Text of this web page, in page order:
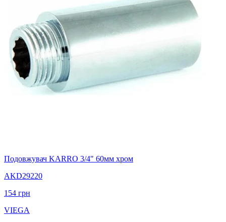
Подовжувач KARRO 3/4" 60мм хром
AKD29220
154 грн
VIEGA